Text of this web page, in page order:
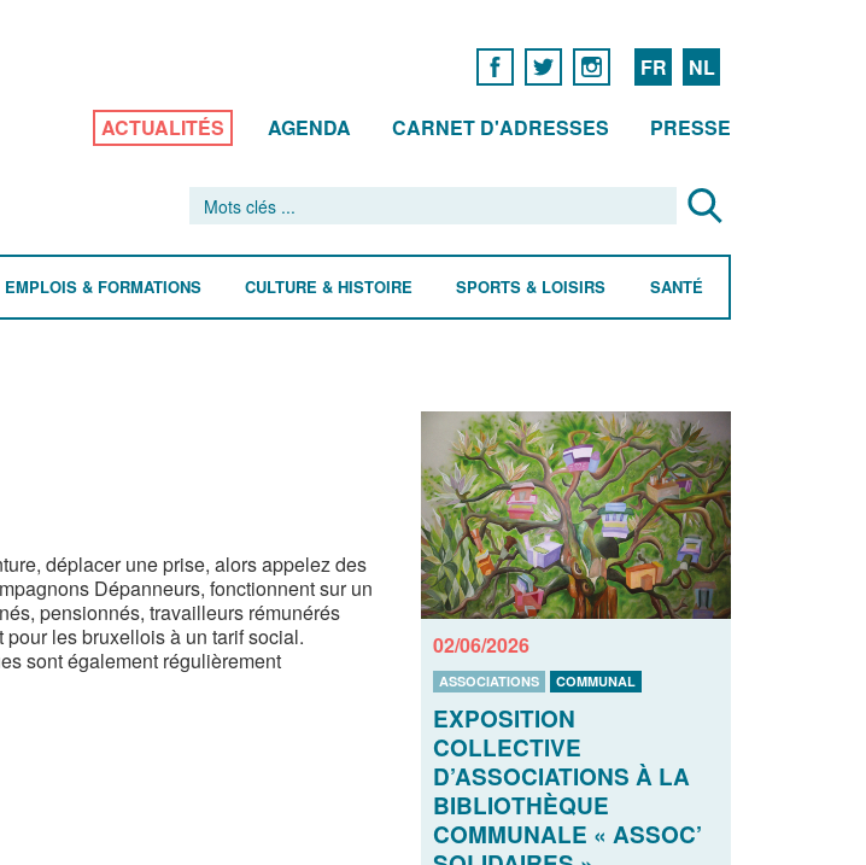
FR NL
ACTUALITÉS AGENDA CARNET D'ADRESSES PRESSE
EMPLOIS & FORMATIONS CULTURE & HISTOIRE SPORTS & LOISIRS SANTÉ
déplacer une prise, alors appelez des
Dépanneurs, fonctionnent sur un
pensionnés, travailleurs rémunérés
les bruxellois à un tarif social.
sont également régulièrement
02/06/2026
ASSOCIATIONS COMMUNAL
EXPOSITION
COLLECTIVE
D’ASSOCIATIONS À LA
BIBLIOTHÈQUE
COMMUNALE « ASSOC’